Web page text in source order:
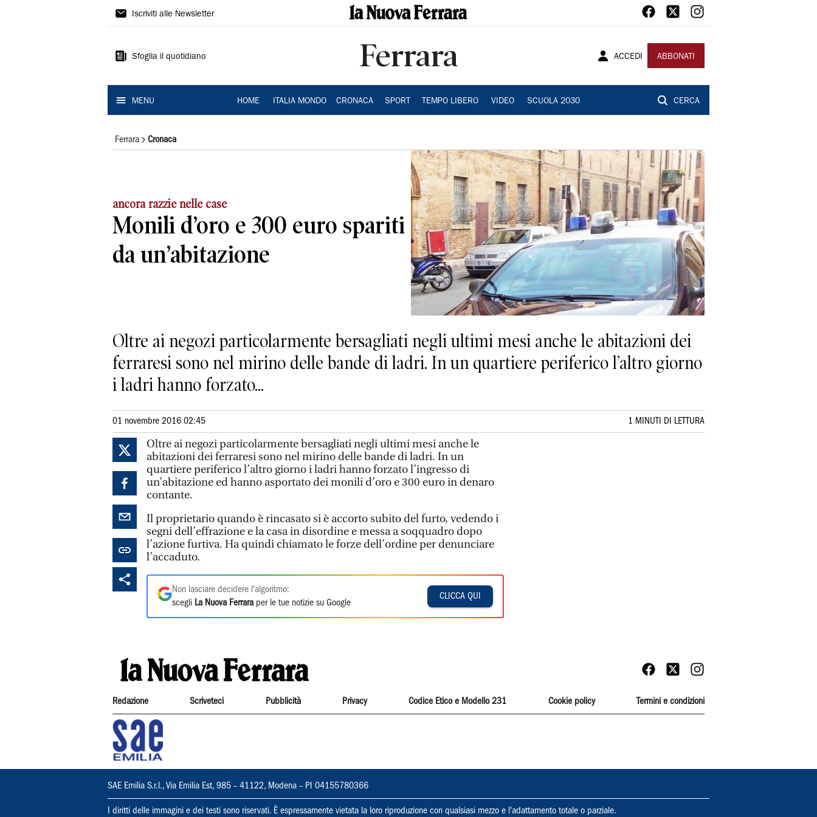
La
Ferrara
Iscriviti alle Newsletter
Sfoglia il quotidiano Ferrara ACCEDI ABBONATI
MENU HOME ITALIA MONDO CRONACA SPORT TEMPO LIBERO VIDEO SCUOLA 2030 CERCA
Ferrara Cronaca
ancora razzie nelle case
Monili d’oro e 300 euro spariti
da un’abitazione
Oltre ai negozi particolarmente bersagliati negli ultimi mesi anche le abitazioni dei
ferraresi sono nel mirino delle bande di ladri. In un quartiere periferico l’altro giorno
i ladri hanno forzato...
01 novembre 2016 02:45 1 MINUTI DI LETTURA
Oltre ai negozi particolarmente bersagliati negli ultimi mesi anche le
abitazioni dei ferraresi sono nel mirino delle bande di ladri. In un
quartiere periferico l’altro giorno i ladri hanno forzato l’ingresso di
un’abitazione ed hanno asportato dei monili d’oro e 300 euro in denaro
contante.
Il proprietario quando è rincasato si è accorto subito del furto, vedendo i
segni dell’effrazione e la casa in disordine e messa a soqquadro dopo
l’azione furtiva. Ha quindi chiamato le forze dell’ordine per denunciare
l’accaduto.
Non lasciare decidere l'algoritmo:
scegli La Nuova Ferrara per le tue notizie su Google
CLICCA QUI
Redazione Scriveteci Pubblicità Privacy Codice Etico e Modello 231 Cookie policy Termini e condizioni
SAE Emilia S.r.l., Via Emilia Est, 985 – 41122, Modena – PI 04155780366
I diritti delle immagini e dei testi sono riservati. È espressamente vietata la loro riproduzione con qualsiasi mezzo e l'adattamento totale o parziale.